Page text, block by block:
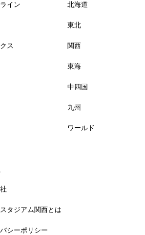
イン
ス
北海道
東北
関西
東海
中四国
九州
ワールド
タジアム関西とは
シーポリシー